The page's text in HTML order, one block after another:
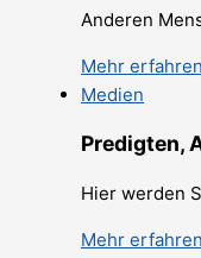
Anderen
Mehr erfahren
Medien
Predigten,
Hier werden
Mehr erfahren